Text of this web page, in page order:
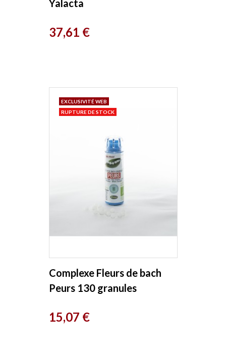
Yalacta
Prix
37,61 €
Complexe Fleurs de bach
Peurs 130 granules
Prix
15,07 €
EXCLUSIVITÉ WEB
RUPTURE DE STOCK